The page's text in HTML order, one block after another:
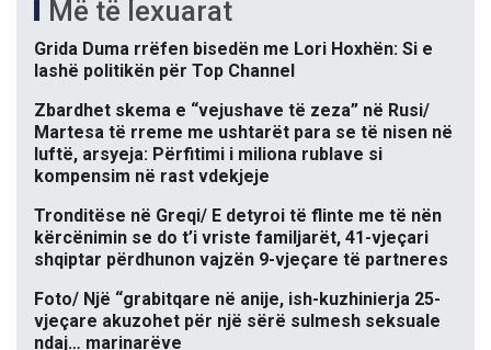
Më të lexuarat
Grida Duma rrëfen bisedën me Lori Hoxhën: Si e
lashë politikën për Top Channel
Zbardhet skema e “vejushave të zeza” në Rusi/
Martesa të rreme me ushtarët para se të nisen në
luftë, arsyeja: Përfitimi i miliona rublave si
kompensim në rast vdekjeje
Tronditëse në Greqi/ E detyroi të flinte me të nën
kërcënimin se do t’i vriste familjarët, 41-vjeçari
shqiptar përdhunon vajzën 9-vjeçare të partneres
Foto/ Një “grabitqare në anije, ish-kuzhinierja 25-
vjeçare akuzohet për një sërë sulmesh seksuale
ndaj… marinarëve